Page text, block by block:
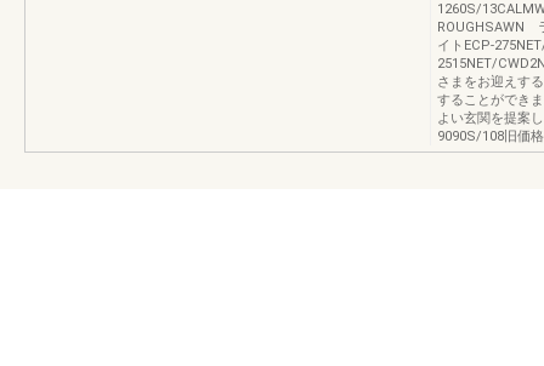
1260S/
ROUGHSAWN
イトECP-
2515NET/
さまをお迎えす
することができ
よい玄関を提案
9090S/108旧価